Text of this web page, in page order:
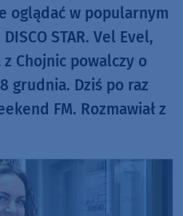
oglądać w popularnym
STAR. Vel Evel,
Chojnic powalczy o
grudnia. Dziś po raz
FM. Rozmawiał z